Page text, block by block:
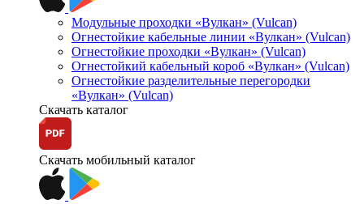
Модульные проходки «Вулкан» (Vulcan)
Огнестойкие кабельные линии «Вулкан» (Vulcan)
Огнестойкие проходки «Вулкан» (Vulcan)
Огнестойкий кабельный короб «Вулкан» (Vulcan)
Огнестойкие разделительные перегородки
«Вулкан» (Vulcan)
Скачать каталог
Скачать мобильный каталог